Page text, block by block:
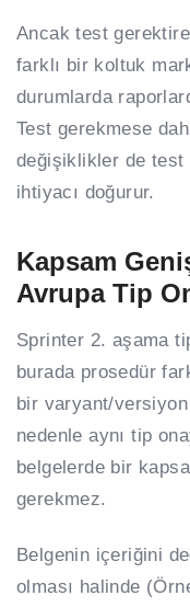
Ancak test
farklı bir koltuk
durumlarda
Test gerekmese
değişiklikler de test
ihtiyacı doğurur.
Kapsam
Avrupa Tip
Sprinter 2. aşama
burada prosedür
bir varyant/
nedenle aynı tip
belgelerde bir
gerekmez.
Belgenin içeriğini
olması halinde